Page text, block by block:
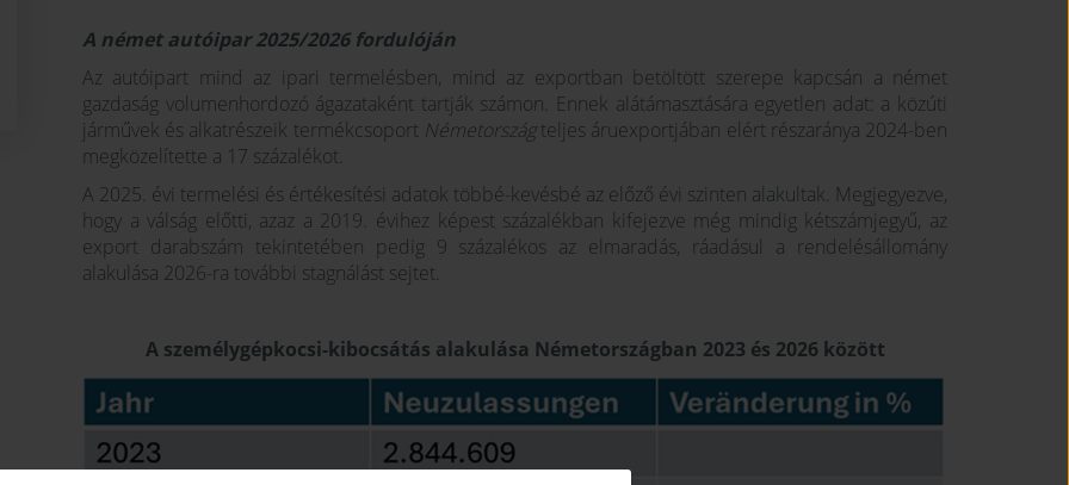
A német autóipar 2025/2026 fordulóján
Az autóipart mind az ipari termelésben, mind az exportban betöltött szerepe kapcsán a német
gazdaság volumenhordozó ágazataként tartják számon. Ennek alátámasztására egyetlen adat: a közúti
járművek és alkatrészeik termékcsoport Németország teljes áruexportjában elért részaránya 2024-ben
megközelítette a 17 százalékot.
A 2025. évi termelési és értékesítési adatok többé-kevésbé az előző évi szinten alakultak. Megjegyezve,
hogy a válság előtti, azaz a 2019. évihez képest százalékban kifejezve még mindig kétszámjegyű, az
export darabszám tekintetében pedig 9 százalékos az elmaradás, ráadásul a rendelésállomány
alakulása 2026-ra további stagnálást sejtet.
A személygépkocsi-kibocsátás alakulása Németországban 2023 és 2026 között